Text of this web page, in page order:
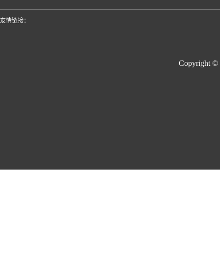
友情链接：
Copyright ©